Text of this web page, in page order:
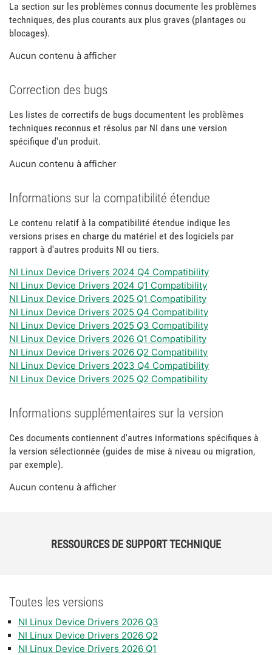
La section sur les problèmes connus documente les problèmes
techniques, des plus courants aux plus graves (plantages ou
blocages).
Aucun contenu à afficher
Correction des bugs
Les listes de correctifs de bugs documentent les problèmes
techniques reconnus et résolus par NI dans une version
spécifique d'un produit.
Aucun contenu à afficher
Informations sur la compatibilité étendue
Le contenu relatif à la compatibilité étendue indique les
versions prises en charge du matériel et des logiciels par
rapport à d'autres produits NI ou tiers.
NI Linux Device Drivers 2024 Q4 Compatibility
NI Linux Device Drivers 2024 Q1 Compatibility
NI Linux Device Drivers 2025 Q1 Compatibility
NI Linux Device Drivers 2025 Q4 Compatibility
NI Linux Device Drivers 2025 Q3 Compatibility
NI Linux Device Drivers 2026 Q1 Compatibility
NI Linux Device Drivers 2026 Q2 Compatibility
NI Linux Device Drivers 2023 Q4 Compatibility
NI Linux Device Drivers 2025 Q2 Compatibility
Informations supplémentaires sur la version
Ces documents contiennent d'autres informations spécifiques à
la version sélectionnée (guides de mise à niveau ou migration,
par exemple).
Aucun contenu à afficher
RESSOURCES DE SUPPORT TECHNIQUE
Toutes les versions
NI Linux Device Drivers 2026 Q3
NI Linux Device Drivers 2026 Q2
NI Linux Device Drivers 2026 Q1